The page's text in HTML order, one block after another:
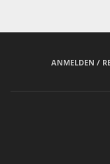
ANMELDEN /